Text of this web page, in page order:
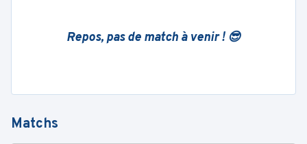
Repos, pas de match à venir ! 😎
Matchs